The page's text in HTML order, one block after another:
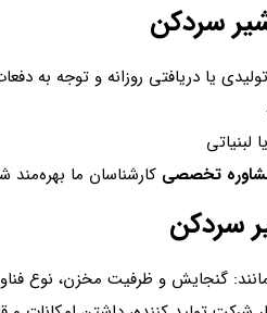
سردکن
یا دریافتی روزانه و توجه به
لبنیاتی
تخصصی کارشناسان ما بهره‌مند
سردکن
گنجایش و ظرفیت مخزن، نوع